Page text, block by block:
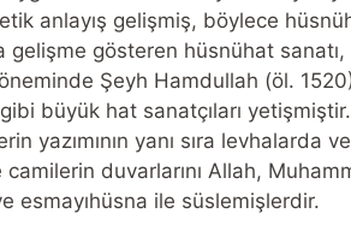
anlayış gelişmiş, böylece
gelişme gösteren hüsnühat
Şeyh Hamdullah (öl.
büyük hat sanatçıları
yazımının yanı sıra levhalarda
camilerin duvarlarını Allah,
esmayıhüsna ile süslemişlerdir.